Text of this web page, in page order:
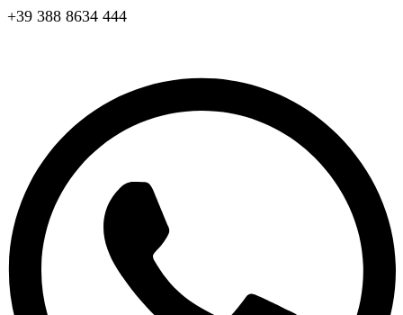
+39 388 8634 444